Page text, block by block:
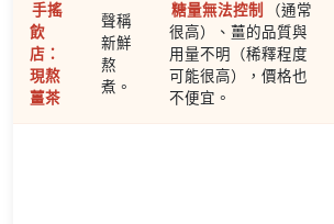
手搖
飲
店：
現熬
薑茶
聲稱
新鮮
熬
煮。
糖量無法控制
（通常
很高）、薑的品質與
用量不明（稀釋程度
可能很高），價格也
不便宜。